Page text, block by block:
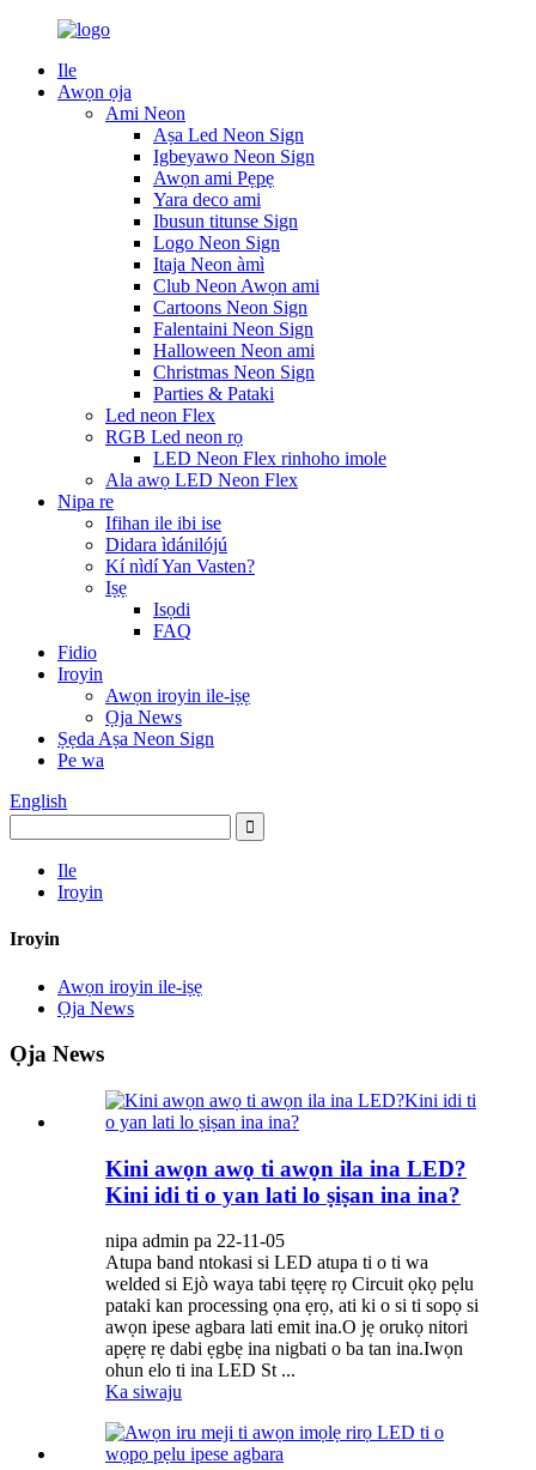
Ile
Awọn ọja
Ami Neon
Aṣa Led Neon Sign
Igbeyawo Neon Sign
Awọn ami Pẹpẹ
Yara deco ami
Ibusun titunse Sign
Logo Neon Sign
Itaja Neon àmì
Club Neon Awọn ami
Cartoons Neon Sign
Falentaini Neon Sign
Halloween Neon ami
Christmas Neon Sign
Parties & Pataki
Led neon Flex
RGB Led neon rọ
LED Neon Flex rinhoho imole
Ala awọ LED Neon Flex
Nipa re
Ifihan ile ibi ise
Didara ìdánilójú
Kí nìdí Yan Vasten?
Iṣẹ
Isọdi
FAQ
Fidio
Iroyin
Awọn iroyin ile-iṣẹ
Ọja News
Ṣẹda Aṣa Neon Sign
Pe wa
English
Ile
Iroyin
Iroyin
Awọn iroyin ile-iṣẹ
Ọja News
Ọja News
Kini awọn awọ ti awọn ila ina LED?
Kini idi ti o yan lati lo ṣiṣan ina ina?
nipa admin pa 22-11-05
Atupa band ntokasi si LED atupa ti o ti wa
welded si Ejò waya tabi tẹẹrẹ rọ Circuit ọkọ pẹlu
pataki kan processing ọna ẹrọ, ati ki o si ti sopọ si
awọn ipese agbara lati emit ina.O jẹ orukọ nitori
apẹrẹ rẹ dabi ẹgbẹ ina nigbati o ba tan ina.Iwọn
ohun elo ti ina LED St ...
Ka siwaju